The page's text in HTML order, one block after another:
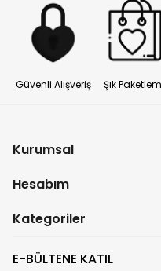
Güvenli Alışveriş Şık
Kurumsal
Hesabım
Kategoriler
E-BÜLTENE KATIL